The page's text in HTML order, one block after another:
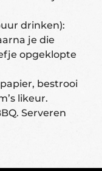
drinken):
je die
opgeklopte
bestrooi
likeur.
Serveren